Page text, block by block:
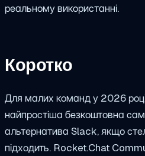
реальному використанні.
Коротко
Для малих команд у 2026
найпростіша безкоштовна
альтернатива Slack, якщо
підходить. Rocket.Chat